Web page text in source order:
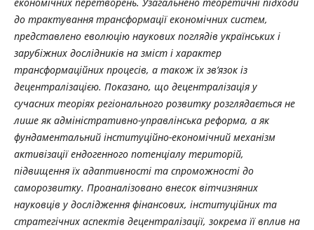
економічних перетворень. Узагальнено теоретичні підходи
до трактування трансформації економічних систем,
представлено еволюцію наукових поглядів українських і
зарубіжних дослідників на зміст і характер
трансформаційних процесів, а також їх зв’язок із
децентралізацією. Показано, що децентралізація у
сучасних теоріях регіонального розвитку розглядається не
лише як адміністративно-управлінська реформа, а як
фундаментальний інституційно-економічний механізм
активізації ендогенного потенціалу територій,
підвищення їх адаптивності та спроможності до
саморозвитку. Проаналізовано внесок вітчизняних
науковців у дослідження фінансових, інституційних та
стратегічних аспектів децентралізації, зокрема її вплив на